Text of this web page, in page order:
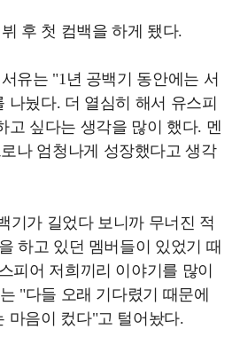
후 첫 컴백을 하게 됐다.
유는 "1년 공백기 동안에는 서
나눴다. 더 열심히 해서 유스피
고 싶다는 생각을 많이 했다. 멘
나 엄청나게 성장했다고 생각
기가 길었다 보니까 무너진 적
하고 있던 멤버들이 있었기 때
피어 저희끼리 이야기를 많이
"다들 오래 기다렸기 때문에
마음이 컸다"고 털어놨다.